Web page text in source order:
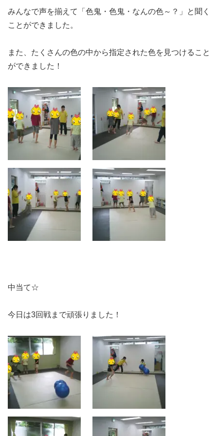
みんなで声を揃えて「色鬼・色鬼・なんの色～？」と聞く
ことができました。
また、たくさんの色の中から指定された色を見つけること
ができました！
中当て☆
今日は3回戦まで頑張りました！